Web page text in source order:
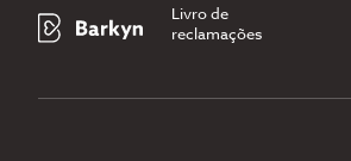
Livro de
reclamações